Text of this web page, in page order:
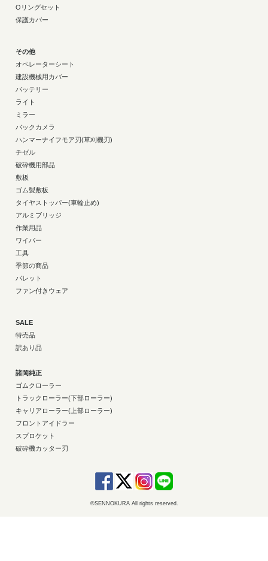
Oリングセット
保護カバー
その他
オペレーターシート
建設機械用カバー
バッテリー
ライト
ミラー
バックカメラ
ハンマーナイフモア刃(草刈機刃)
チゼル
破砕機用部品
敷板
ゴム製敷板
タイヤストッパー(車輪止め)
アルミブリッジ
作業用品
ワイパー
工具
季節の商品
パレット
ファン付きウェア
SALE
特売品
訳あり品
諸岡純正
ゴムクローラー
トラックローラー(下部ローラー)
キャリアローラー(上部ローラー)
フロントアイドラー
スプロケット
破砕機カッター刃
©SENNOKURA All rights reserved.